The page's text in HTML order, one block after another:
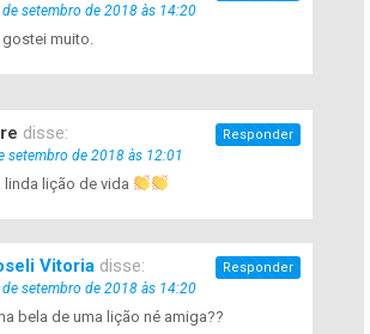
de setembro de 2018 às 14:20
gostei muito.
disse:
setembro de 2018 às 12:01
linda lição de vida
Responder
Vitoria disse:
de setembro de 2018 às 14:20
bela de uma lição né amiga??
Responder